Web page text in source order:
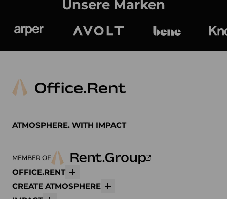
Unsere Marken
ATMOSPHERE. WITH IMPACT
MEMBER OF
OFFICE.RENT
CREATE ATMOSPHERE